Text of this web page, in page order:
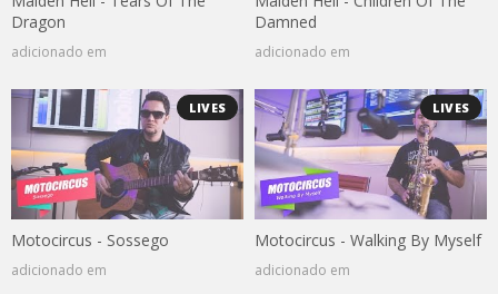
Dragon
adicionado em
Damned
adicionado em
LIVES
Motocircus - Sossego
adicionado em
LIVES
Motocircus - Walking By Myself
adicionado em